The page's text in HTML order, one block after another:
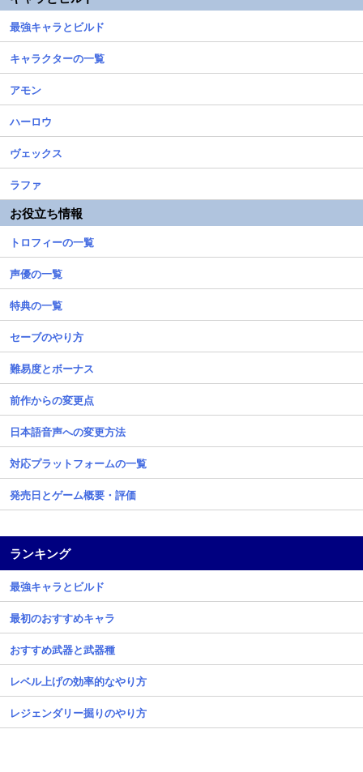
最強キャラとビルド
キャラクターの一覧
アモン
ハーロウ
ヴェックス
ラファ
お役立ち情報
トロフィーの一覧
声優の一覧
特典の一覧
セーブのやり方
難易度とボーナス
前作からの変更点
日本語音声への変更方法
対応プラットフォームの一覧
発売日とゲーム概要・評価
ランキング
最強キャラとビルド
最初のおすすめキャラ
おすすめ武器と武器種
レベル上げの効率的なやり方
レジェンダリー掘りのやり方